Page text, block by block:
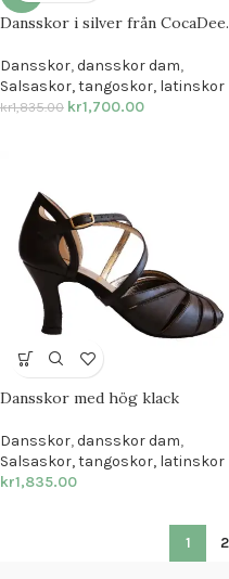
Dansskor i silver från CocaDee.
Dansskor,dansskor dam,
Salsaskor, tangoskor, latinskor
kr1,835.00 kr1,700.00
Dansskor med hög klack
Dansskor,dansskor dam,
Salsaskor, tangoskor, latinskor
kr1,835.00
1 2